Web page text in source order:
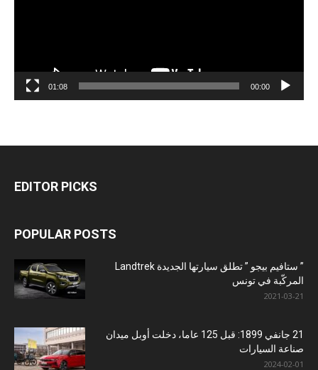
00:00
01:08
EDITOR PICKS
POPULAR POSTS
” ستافيم بيجو ” تطلق سيارتها الجديدة Landtrek
المركّبة في تونس
2021-03-21
21 جانفي 1899: قبل 125 عاما، دخلت أوبل ميدان
صناعة السيارات
2024-02-01